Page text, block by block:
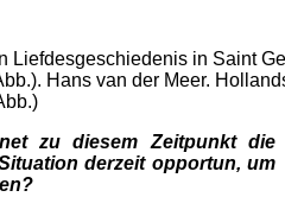
Liefdesgeschiedenis in Saint
Hans van der Meer.
zu diesem Zeitpunkt die
derzeit opportun, um